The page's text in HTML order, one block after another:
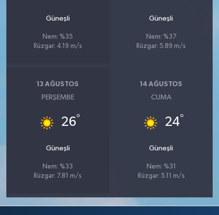
Güneşli
Nem: %35
Rüzgar: 4.19 m/s
Güneşli
Nem: %37
Rüzgar: 5.89 m/s
13 AĞUSTOS
PERŞEMBE
26°
Güneşli
Nem: %33
Rüzgar: 7.81 m/s
14 AĞUSTOS
CUMA
24°
Güneşli
Nem: %31
Rüzgar: 5.11 m/s